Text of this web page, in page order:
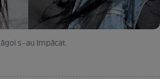
s-au împăcat.